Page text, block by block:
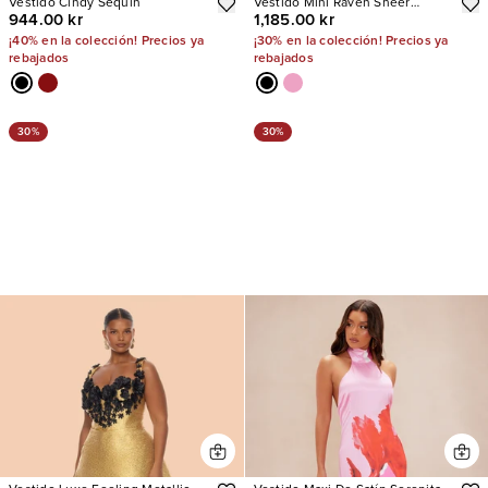
Vestido Cindy Sequin
944.00 kr
¡40% en la colección! Precios ya
rebajados
Vestido Mini Raven Sheer
Embroidered
1,185.00 kr
¡30% en la colección! Precios ya
rebajados
30% 30%